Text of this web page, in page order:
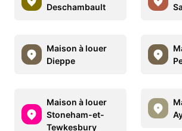
Deschambault
Maison à louer
Dieppe
Maison à louer
Stoneham-et-
Tewkesbury